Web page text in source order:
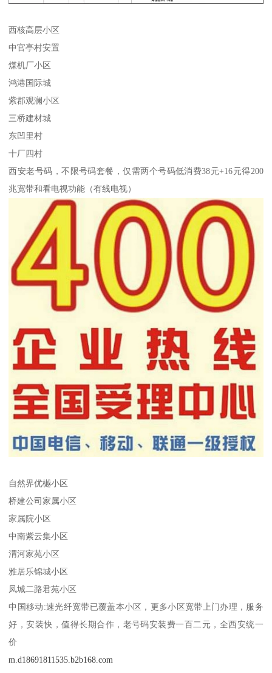
西核高层小区
中官亭村安置
煤机厂小区
鸿港国际城
紫郡观澜小区
三桥建材城
东凹里村
十厂四村
西安老号码，不限号码套餐，仅需两个号码低消费38元+16元得200
兆宽带和看电视功能（有线电视）
自然界优樾小区
桥建公司家属小区
家属院小区
中南紫云集小区
渭河家苑小区
雅居乐锦城小区
凤城二路君苑小区
中国移动:速光纤宽带已覆盖本小区，更多小区宽带上门办理，服务
好，安装快，值得长期合作，老号码安装费一百二元，全西安统一
价
m.d18691811535.b2b168.com